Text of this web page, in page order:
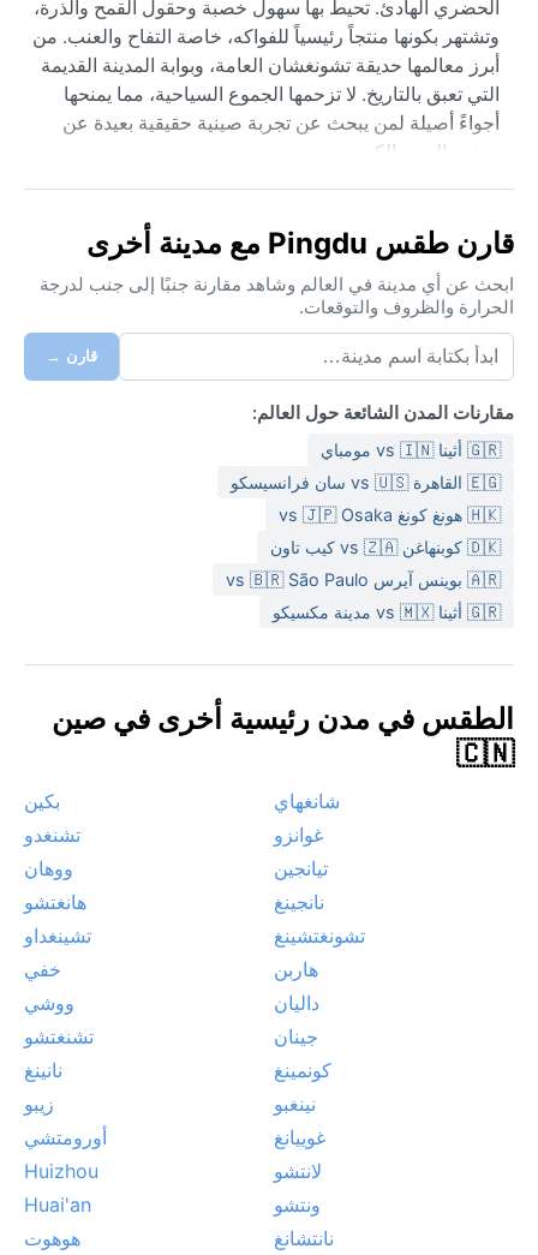
الحضري الهادئ. تحيط بها سهول خصبة وحقول القمح والذرة،
وتشتهر بكونها منتجاً رئيسياً للفواكه، خاصة التفاح والعنب. من
أبرز معالمها حديقة تشونغشان العامة، وبوابة المدينة القديمة
التي تعبق بالتاريخ. لا تزحمها الجموع السياحية، مما يمنحها
أجواءً أصيلة لمن يبحث عن تجربة صينية حقيقية بعيدة عن
صخب المدن الكبرى.
مناخ بينغدو مصنف ضمن النوع القاري الرطب مع شتاء جاف
وصيف حار (Dwa). الصيف حار ورطب، حيث تصل درجات
الحرارة إلى أعلى من ثلاثين مئوية، مع هطول أمطار غزيرة
نسبياً في شهري يوليو وأغسطس. أما الشتاء فبارد وجاف جداً،
إذ تهبط الحرارة تحت الصفر كثيراً، وقد تتساقط الثلوج لكن
بكميات محدودة. الربيع والخريف قصيران ومعتدلان. الرطوبة
مرتفعة صيفاً، والرياح الجافة تهب شتاءً. يُنصح بحزم ملابس
الشتاء، مع مظلة للأمطار الموسمية.
أفضل وقت لزيارة بينغدو من حيث الطقس هو فصل الربيع
(أبريل ومايو) والخريف (سبتمبر وأكتوبر)، حين تكون درجات
الحرارة معتدلة والأمطار نادرة. لا تشهد المدينة ظواهر جوية
قاسية مثل الأعاصير أو العواصف الرملية الشديدة، لكنها قد
تتعرض لموجات حر صيفية وجفاف شتوي ملحوظ. الضباب
يظهر أحياناً في الصباحات الباردة، دون أن يعطل الحركة. لأن
احتمالية تشكل الصقيع في ليالي الشتاء.
قارن طقس Pingdu مع مدينة أخرى
ابحث عن أي مدينة في العالم وشاهد مقارنة جنبًا إلى جنب لدرجة
الحرارة والظروف والتوقعات.
قارن →
مقارنات المدن الشائعة حول العالم:
🇬🇷 أثينا vs 🇮🇳 مومباي
🇪🇬 القاهرة vs 🇺🇸 سان فرانسيسكو
🇭🇰 هونغ كونغ vs 🇯🇵 Osaka
🇩🇰 كوبنهاغن vs 🇿🇦 كيب تاون
🇦🇷 بوينس آيرس vs 🇧🇷 São Paulo
🇬🇷 أثينا vs 🇲🇽 مدينة مكسيكو
الطقس في مدن رئيسية أخرى في صين
🇨🇳
شانغهاي
بكين
غوانزو
تشنغدو
تيانجين
ووهان
نانجينغ
هانغتشو
تشونغتشينغ
تشينغداو
هاربن
خفي
داليان
ووشي
جينان
تشنغتشو
كونمينغ
نانينغ
نينغبو
زيبو
غوييانغ
أورومتشي
لانتشو
Huizhou
ونتشو
Huai'an
نانتشانغ
هوهوت